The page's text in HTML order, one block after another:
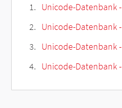
Unicode-Datenbank
Unicode-Datenbank
Unicode-Datenbank
Unicode-Datenbank